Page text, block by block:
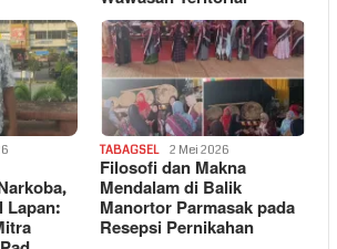
Lapan:
TABAGSEL 2 Mei 2026
Filosofi dan Makna
Mendalam di Balik
Manortor Parmasak pada
Resepsi Pernikahan